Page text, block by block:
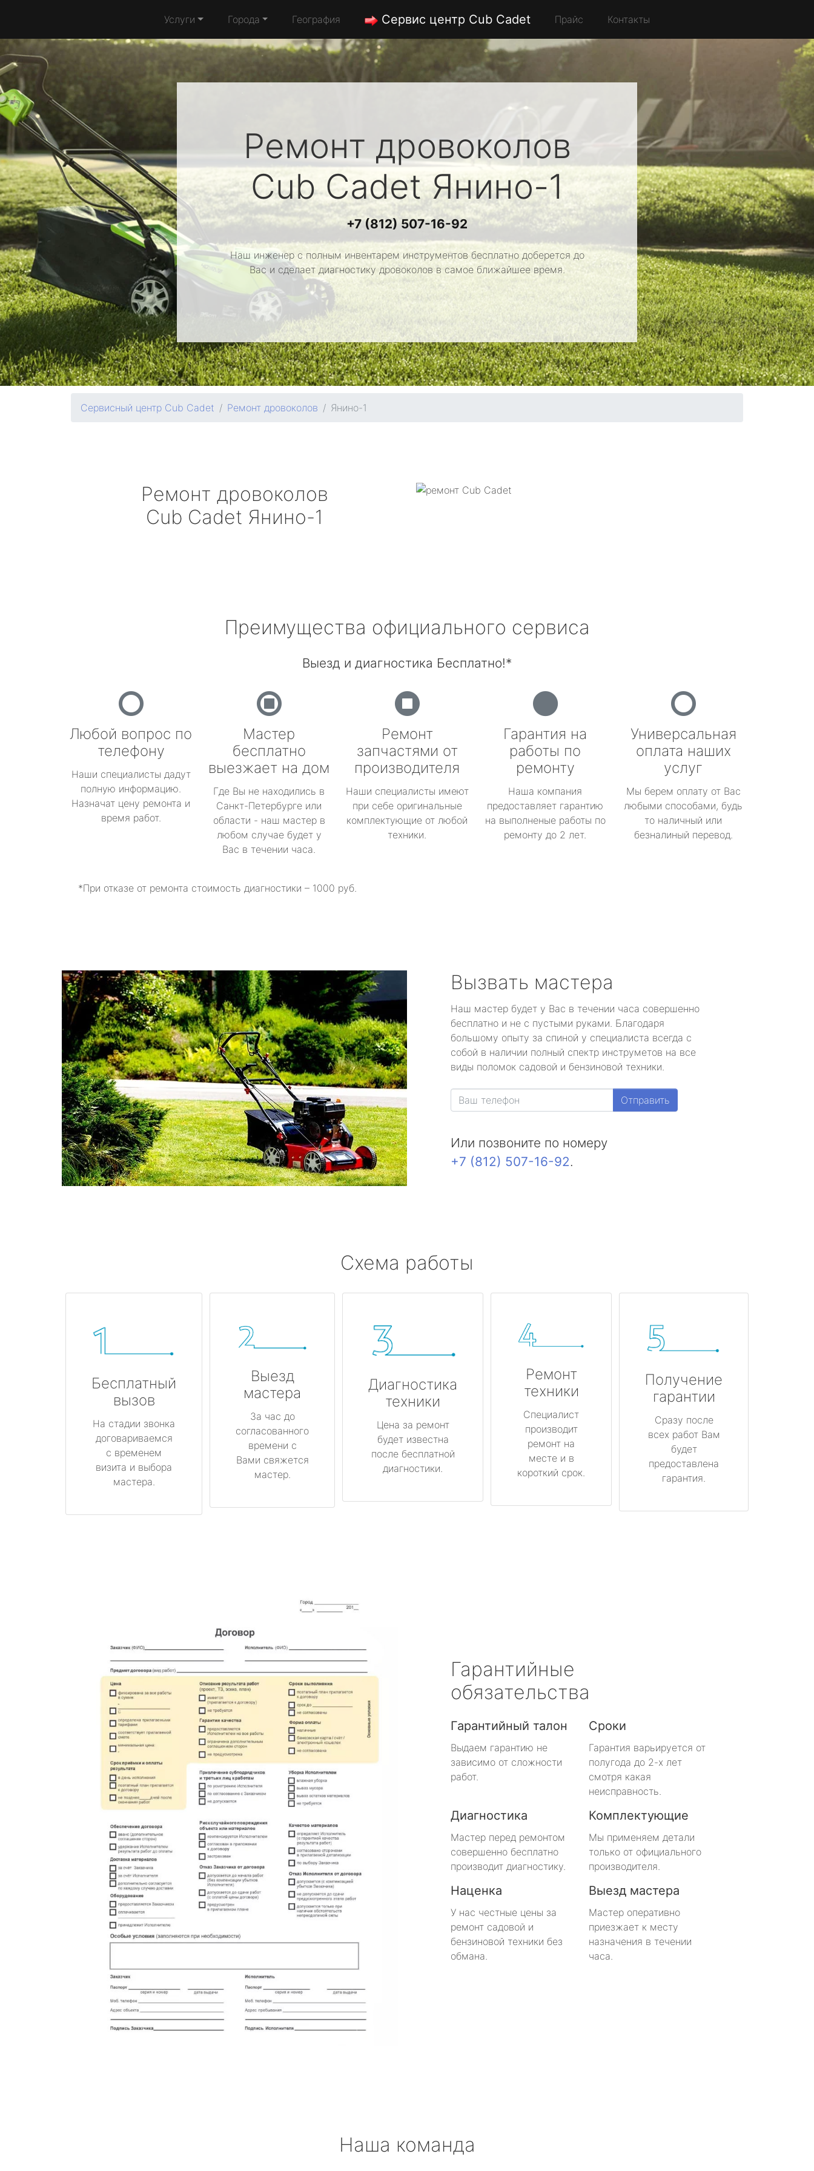
Услуги Города География Сервис центр Cub Cadet Прайс Контакты
Ремонт дровоколов
Cub CadetЯнино-1
+7 (812) 507-16-92
Наш инженер с полным инвентарем инструментов бесплатно доберется до
Вас и сделает диагностику дровоколов в самое ближайшее время.
Сервисный центр Cub Cadet Ремонт дровоколов Янино-1
Ремонт дровоколов
Cub Cadet Янино-1
Преимущества официального сервиса
Выезд и диагностика Бесплатно!*
Любой вопрос по
телефону
Наши специалисты дадут
полную информацию.
Назначат цену ремонта и
время работ.
Мастер
бесплатно
выезжает на дом
Где Вы не находились в
Санкт-Петербурге или
области - наш мастер в
любом случае будет у
Вас в течении часа.
Ремонт
запчастями от
производителя
Наши специалисты имеют
при себе оригинальные
комплектующие от любой
техники.
Гарантия на
работы по
ремонту
Наша компания
предоставляет гарантию
на выполненые работы по
ремонту до 2 лет.
Универсальная
оплата наших
услуг
Мы берем оплату от Вас
любыми способами, будь
то наличный или
безналиный перевод.
*При отказе от ремонта стоимость диагностики – 1000 руб.
Вызвать мастера
Наш мастер будет у Вас в течении часа совершенно
бесплатно и не с пустыми руками. Благодаря
большому опыту за спиной у специалиста всегда с
собой в наличии полный спектр инструметов на все
виды поломок садовой и бензиновой техники.
Отправить
Или позвоните по номеру
+7 (812) 507-16-92.
Схема работы
Бесплатный
вызов
На стадии звонка
договариваемся
с временем
визита и выбора
мастера.
Выезд
мастера
За час до
согласованного
времени с
Вами свяжется
мастер.
Диагностика
техники
Цена за ремонт
будет известна
после бесплатной
диагностики.
Ремонт
техники
Специалист
производит
ремонт на
месте и в
короткий срок.
Получение
гарантии
Сразу после
всех работ Вам
будет
предоставлена
гарантия.
Гарантийные
обязательства
Гарантийный талон
Выдаем гарантию не
зависимо от сложности
работ.
Сроки
Гарантия варьируется от
полугода до 2-х лет
смотря какая
неисправность.
Диагностика
Мастер перед ремонтом
совершенно бесплатно
производит диагностику.
Комплектующие
Мы применяем детали
только от официального
производителя.
Наценка
У нас честные цены за
ремонт садовой и
бензиновой техники без
обмана.
Выезд мастера
Мастер оперативно
приезжает к месту
назначения в течении
часа.
Наша команда